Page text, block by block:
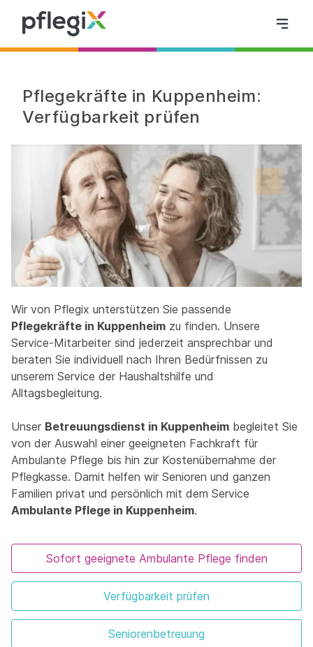
Pflegekräfte in Kuppenheim:
Verfügbarkeit prüfen
Wir von Pflegix unterstützen Sie passende
Pflegekräfte in Kuppenheim zu finden. Unsere
Service-Mitarbeiter sind jederzeit ansprechbar und
beraten Sie individuell nach Ihren Bedürfnissen zu
unserem Service der Haushaltshilfe und
Alltagsbegleitung.
Unser Betreuungsdienst in Kuppenheim begleitet Sie
von der Auswahl einer geeigneten Fachkraft für
Ambulante Pflege bis hin zur Kostenübernahme der
Pflegkasse. Damit helfen wir Senioren und ganzen
Familien privat und persönlich mit dem Service
Ambulante Pflege in Kuppenheim.
Sofort geeignete Ambulante Pflege finden
Verfügbarkeit prüfen
Seniorenbetreuung